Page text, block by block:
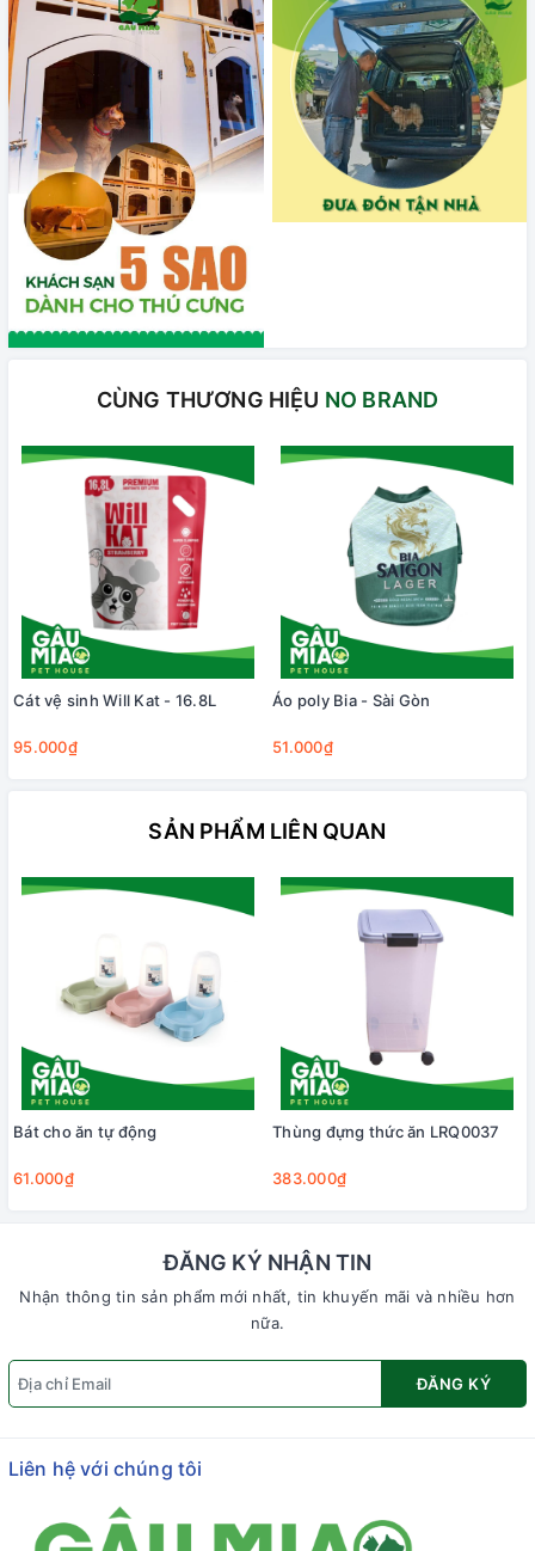
CÙNG THƯƠNG HIỆU NO BRAND
Cát vệ sinh Will Kat - 16.8L
95.000₫
Áo poly Bia - Sài Gòn
51.000₫
SẢN PHẨM LIÊN QUAN
Bát cho ăn tự động
61.000₫
Thùng đựng thức ăn LRQ0037
383.000₫
ĐĂNG KÝ NHẬN TIN
Nhận thông tin sản phẩm mới nhất, tin khuyến mãi và nhiều hơn
nữa.
ĐĂNG KÝ
Liên hệ với chúng tôi